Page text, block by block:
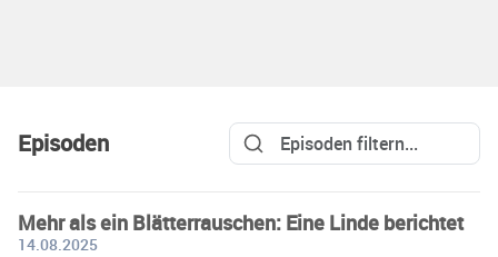
Episoden
Mehr als ein Blätterrauschen: Eine Linde berichtet
14.08.2025